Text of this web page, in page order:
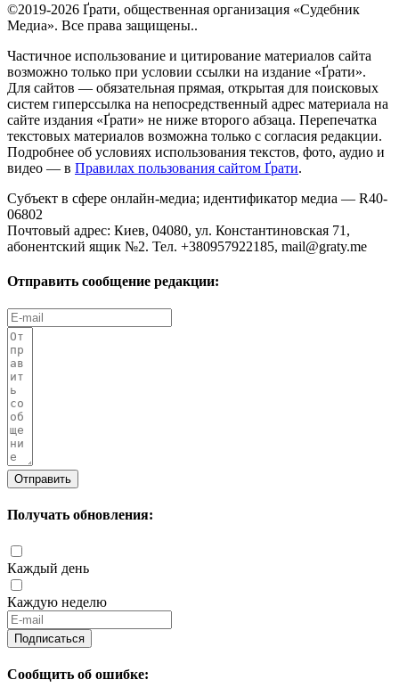
©2019-2026 Ґрати, общественная организация «Судебник
Медиа». Все права защищены..
Частичное использование и цитирование материалов сайта
возможно только при условии ссылки на издание «Ґрати».
Для сайтов — обязательная прямая, открытая для поисковых
систем гиперссылка на непосредственный адрес материала на
сайте издания «Ґрати» не ниже второго абзаца. Перепечатка
текстовых материалов возможна только с согласия редакции.
Подробнее об условиях использования текстов, фото, аудио и
видео — в Правилах пользования сайтом Ґрати.
Субъект в сфере онлайн-медиа; идентификатор медиа — R40-
06802
Почтовый адрес: Киев, 04080, ул. Константиновская 71,
абонентский ящик №2. Тел. +380957922185, mail@graty.me
Отправить сообщение редакции:
Отправить
Получать обновления:
Каждый день
Каждую неделю
Подписаться
Сообщить об ошибке: